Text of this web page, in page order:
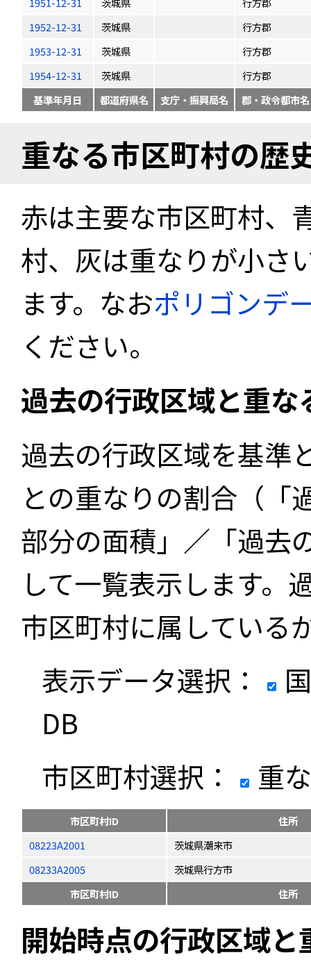
1952-12-31
茨城県
行方郡
1953-12-31
茨城県
行方郡
1954-12-31
茨城県
行方郡
基準年月日
都道府県名 支庁・振興局名 郡・政令都市名
重なる市区町村の歴
赤は主要な市区町村、
村、灰は重なりが小さ
ます。なおポリゴンデ
ください。
過去の行政区域と重
過去の行政区域を基準
との重なりの割合（「
部分の面積」／「過去
して一覧表示します。
市区町村に属している
表示データ選択：
DB
市区町村選択：
重
市区町村ID
住所
08223A2001
茨城県潮来市
08233A2005
茨城県行方市
市区町村ID
住所
開始時点の行政区域